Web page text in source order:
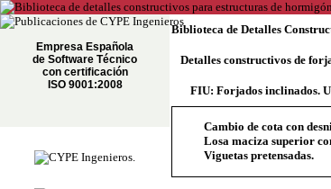
Empresa Española
de Software Técnico
con certificación
ISO 9001:2008
Biblioteca de Detalles
Detalles constructivos de
FIU: Forjados inclinados.
Cambio de cota con
Losa maciza superior
Viguetas pretensadas.